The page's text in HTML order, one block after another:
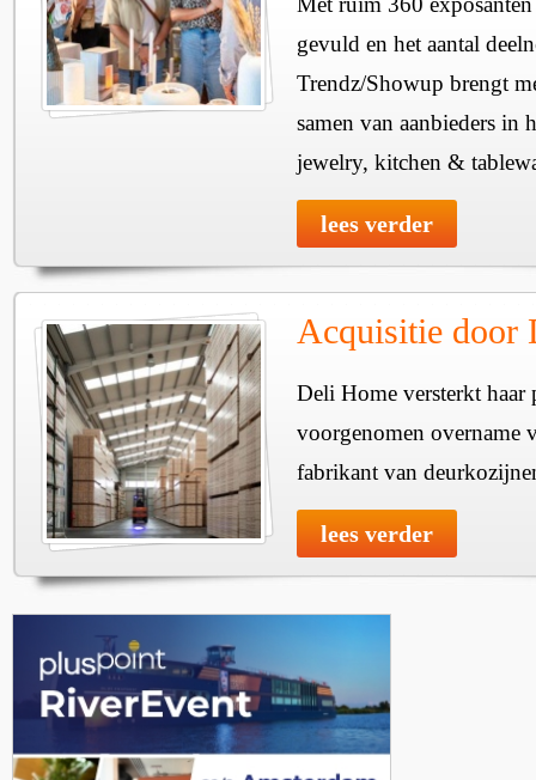
gevuld en het aantal
Trendz/Showup brengt
samen van aanbieders in
jewelry, kitchen &
lees verder
Acquisitie door
Deli Home versterkt haar
voorgenomen overname
fabrikant van
lees verder